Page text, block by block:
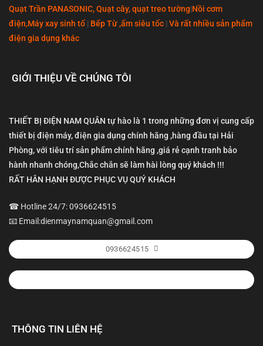
Quạt Trần PANASONIC, Quạt cây, quạt treo tường|Nồi cơm
điện,Máy xay sinh tố | Bếp Từ ,ấm siêu tốc | Và rất nhiều sản phẩm
điện gia dụng khác
GIỚI THIỆU VỀ CHÚNG TÔI
THIẾT BỊ ĐIỆN NAM QUÂN tự hào là 1 trong những đơn vị cung cấp
thiết bị điện máy, điện gia dụng chính hãng ,hàng đầu tại Hải
Phòng, với tiêu trí sản phẩm chính hãng ,giá rẻ cạnh tranh bảo
hành nhanh chóng,Chắc chắn sẽ làm hài lòng quý khách !!!
RẤT HÂN HẠNH ĐƯỢC PHỤC VỤ QUÝ KHÁCH
☎ Hotline 24/7: 0936624515
📧 Email:dienmaynamquan@gmail.com
0936624515
THÔNG TIN LIÊN HỆ